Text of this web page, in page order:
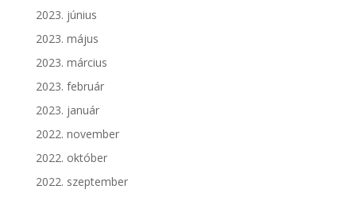
2023. június
2023. május
2023. március
2023. február
2023. január
2022. november
2022. október
2022. szeptember